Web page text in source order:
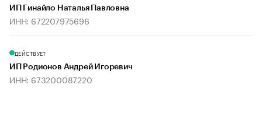
ИП Гинайло Наталья Павловна
ИНН: 672207975696
ДЕЙСТВУЕТ
ИП Родионов Андрей Игоревич
ИНН: 673200087220